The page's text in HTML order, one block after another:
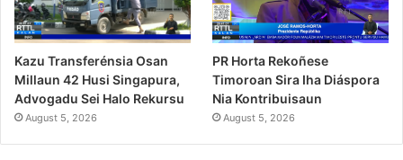
Kazu Transferénsia Osan
Millaun 42 Husi Singapura,
Advogadu Sei Halo Rekursu
August 5, 2026
PR Horta Rekoñese
Timoroan Sira Iha Diáspora
Nia Kontribuisaun
August 5, 2026